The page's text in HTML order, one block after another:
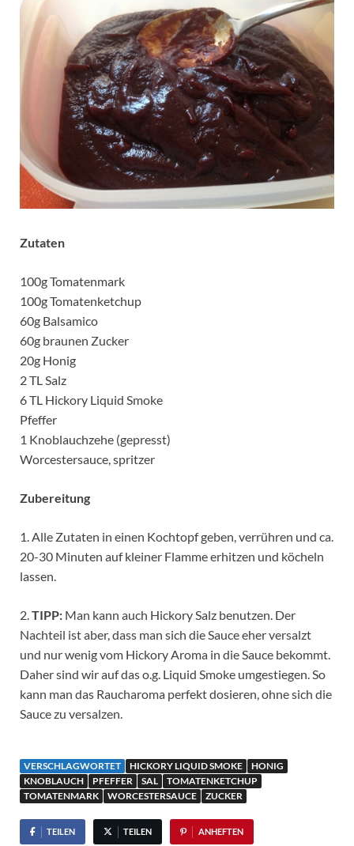
Zutaten
100g Tomatenmark
100g Tomatenketchup
60g Balsamico
60g braunen Zucker
20g Honig
2 TL Salz
6 TL Hickory Liquid Smoke
Pfeffer
1 Knoblauchzehe (gepresst)
Worcestersauce, spritzer
Zubereitung
1. Alle Zutaten in einen Kochtopf geben, verrühren und ca.
20-30 Minuten auf kleiner Flamme erhitzen und köcheln
lassen.
2. TIPP: Man kann auch Hickory Salz benutzen. Der
Nachteil ist aber, dass man sich die Sauce eher versalzt
und nur wenig vom Hickory Aroma in die Sauce bekommt.
Daher sind wir auf das o.g. Liquid Smoke umgestiegen. So
kann man das Raucharoma perfekt dosieren, ohne sich die
Sauce zu versalzen.
VERSCHLAGWORTET HICKORY LIQUID SMOKE
HONIG
KNOBLAUCH
PFEFFER SAL
TOMATENKETCHUP
TOMATENMARK
WORCESTERSAUCE ZUCKER
TEILEN TEILEN ANHEFTEN